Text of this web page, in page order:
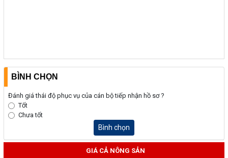
BÌNH CHỌN
Đánh giá thái độ phục vụ của cán bộ tiếp nhận hồ sơ ?
Tốt
Chưa tốt
Bình chọn
GIÁ CẢ NÔNG SẢN